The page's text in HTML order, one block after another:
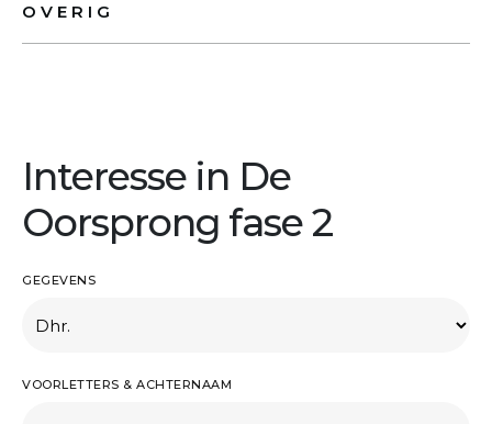
OVERIG
Interesse in De
Oorsprong fase 2
GEGEVENS
VOORLETTERS & ACHTERNAAM